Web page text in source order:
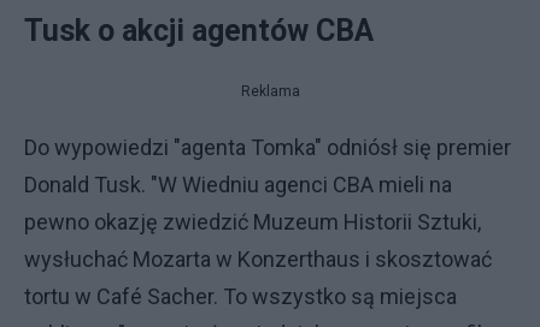
Tusk o akcji agentów CBA
Reklama
Do wypowiedzi "agenta Tomka" odniósł się premier
Donald Tusk. "W Wiedniu agenci CBA mieli na
pewno okazję zwiedzić Muzeum Historii Sztuki,
wysłuchać Mozarta w Konzerthaus i skosztować
tortu w Café Sacher. To wszystko są miejsca